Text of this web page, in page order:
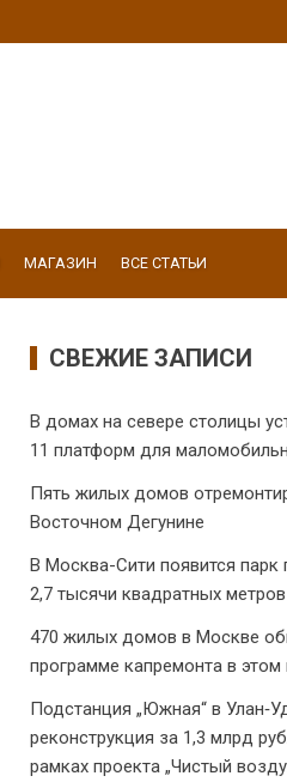
МАГАЗИН ВСЕ СТАТЬИ
СВЕЖИЕ ЗАПИСИ
В домах на севере столицы
11 платформ для
Пять жилых домов
Восточном Дегунине
В Москва-Сити появится
2,7 тысячи квадратных метров
470 жилых домов в Москве
программе капремонта в этом
Подстанция „Южная“ в
реконструкция за 1,3 млрд
рамках проекта „Чистый